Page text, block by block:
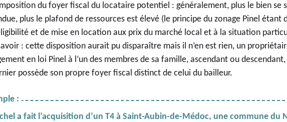
du foyer fiscal du locataire potentiel : généralement, plus le bien se
plus le plafond de ressources est élevé (le principe du zonage Pinel étant
et de mise en location aux prix du marché local et à la situation
: cette disposition aurait pu disparaître mais il n’en est rien, un
en loi Pinel à l’un des membres de sa famille, ascendant ou
possède son propre foyer fiscal distinct de celui du bailleur.
a fait l’acquisition d’un T4 à Saint-Aubin-de-Médoc, une commune du